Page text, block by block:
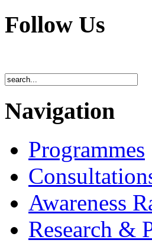
Follow Us
Navigation
Programmes
Awareness
Research &